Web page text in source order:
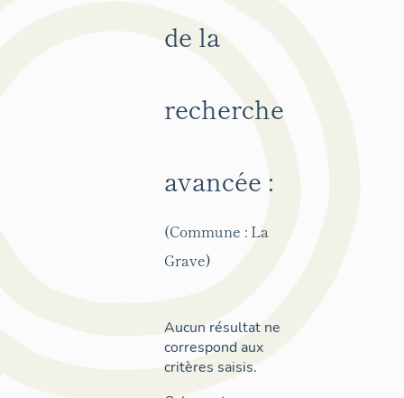
de la
recherche
avancée :
(Commune : La
Grave)
Aucun résultat ne
correspond aux
critères saisis.